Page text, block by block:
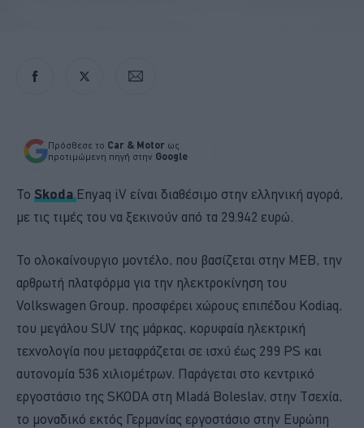
Πρόσθεσε το Car & Motor ως
προτιμώμενη πηγή στην Google
Το SkodaEnyaq iV είναι διαθέσιμο στην ελληνική αγορά,
με τις τιμές του να ξεκινούν από τα 29.942 ευρώ.
Το ολοκαίνουργιο μοντέλο, που βασίζεται στην ΜΕΒ, την
αρθρωτή πλατφόρμα για την ηλεκτροκίνηση του
Volkswagen Group, προσφέρει χώρους επιπέδου Kodiaq,
του μεγάλου SUV της μάρκας, κορυφαία ηλεκτρική
τεχνολογία που μεταφράζεται σε ισχύ έως 299 PS και
αυτονομία 536 χιλιομέτρων. Παράγεται στο κεντρικό
εργοστάσιο της SKODA στη Mladá Boleslav, στην Τσεχία,
το μοναδικό εκτός Γερμανίας εργοστάσιο στην Ευρώπη